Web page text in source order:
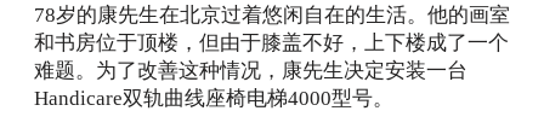
故
事
78岁的康先生在北京过着悠闲自在的生活。他的画室
和书房位于顶楼，但由于膝盖不好，上下楼成了一个
难题。为了改善这种情况，康先生决定安装一台
Handicare双轨曲线座椅电梯4000型号。